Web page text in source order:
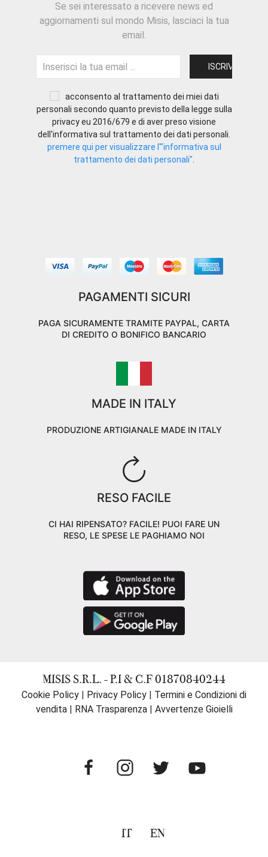
Se sei interessato a ricevere news ed
aggiornamenti sul mondo Misis, lasciaci la tua
email.
acconsento al trattamento dei miei dati
personali secondo quanto previsto della legge sulla
privacy eu 2016/679 e di aver preso visione
dell'informativa sul trattamento dei dati personali.
premere qui per visualizzare l'"informativa sul
trattamento dei dati personali"
PAGAMENTI SICURI
PAGA SICURAMENTE TRAMITE PAYPAL, CARTA
DI CREDITO O BONIFICO BANCARIO
MADE IN ITALY
PRODUZIONE ARTIGIANALE MADE IN ITALY
RESO FACILE
CI HAI RIPENSATO? FACILE! PUOI FARE UN
RESO, LE SPESE LE PAGHIAMO NOI
MISIS S.R.L. - P.I & C.F 01870840244
Cookie Policy Privacy Policy
Termini e Condizioni di
vendita| RNA Trasparenza| Avvertenze Gioielli
IT EN